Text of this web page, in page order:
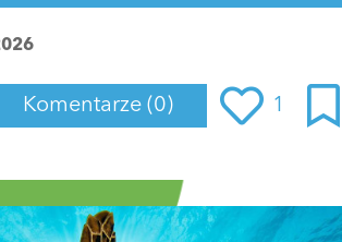
Komentarze (0) 1